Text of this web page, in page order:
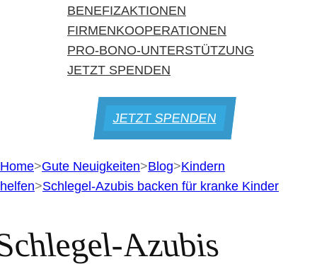
BENEFIZAKTIONEN
FIRMENKOOPERATIONEN
PRO-BONO-UNTERSTÜTZUNG
JETZT SPENDEN
JETZT SPENDEN
Home>Gute Neuigkeiten>Blog>Kindern
helfen>Schlegel-Azubis backen für kranke Kinder
Azubis